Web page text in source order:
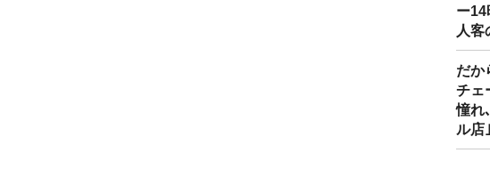
ー14
人客
だか
チェ
憧れ
ル店